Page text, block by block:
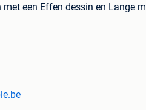
een Effen dessin en Lange